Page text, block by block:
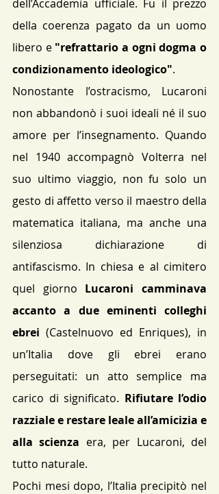
dell’Accademia ufficiale. Fu il prezzo
della coerenza pagato da un uomo
libero e "refrattario a ogni dogma o
condizionamento ideologico".
Nonostante l’ostracismo, Lucaroni
non abbandonò i suoi ideali né il suo
amore per l’insegnamento. Quando
nel 1940 accompagnò Volterra nel
suo ultimo viaggio, non fu solo un
gesto di affetto verso il maestro della
matematica italiana, ma anche una
silenziosa dichiarazione di
antifascismo. In chiesa e al cimitero
quel giorno Lucaroni camminava
accanto a due eminenti colleghi
ebrei (Castelnuovo ed Enriques), in
un’Italia dove gli ebrei erano
perseguitati: un atto semplice ma
carico di significato​. Rifiutare l’odio
razziale e restare leale all’amicizia e
alla scienza era, per Lucaroni, del
tutto naturale.
Pochi mesi dopo, l’Italia precipitò nel